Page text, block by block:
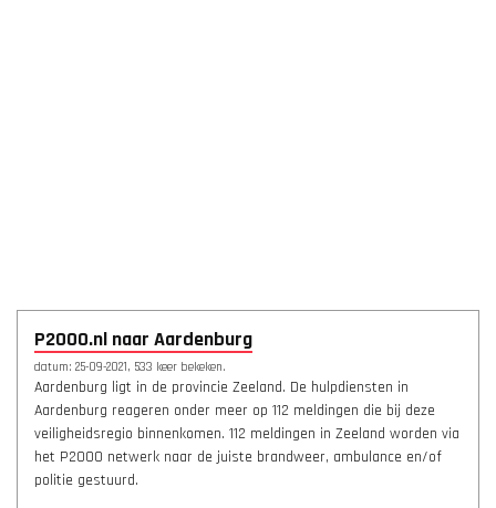
P2000.nl naar Aardenburg
datum: 25-09-2021, 533 keer bekeken.
Aardenburg ligt in de provincie Zeeland. De hulpdiensten in
Aardenburg reageren onder meer op 112 meldingen die bij deze
veiligheidsregio binnenkomen. 112 meldingen in Zeeland worden via
het P2000 netwerk naar de juiste brandweer, ambulance en/of
politie gestuurd.